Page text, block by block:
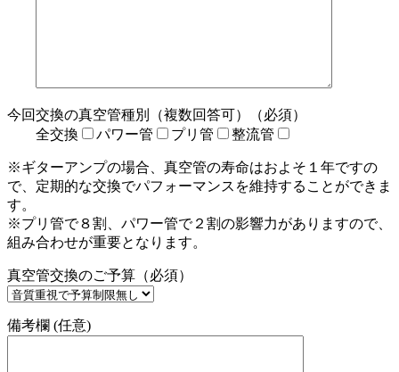
今回交換の真空管種別（複数回答可）（必須）
全交換
パワー管 プリ管 整流管
※ギターアンプの場合、真空管の寿命はおよそ１年ですの
で、定期的な交換でパフォーマンスを維持することができま
す。
※プリ管で８割、パワー管で２割の影響力がありますので、
組み合わせが重要となります。
真空管交換のご予算（必須）
備考欄 (任意)